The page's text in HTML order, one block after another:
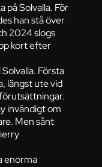
på Solvalla. För
han stå över
2024 slogs
kort efter
Första
längst ute vid
invändigt om
Men sånt
enorma